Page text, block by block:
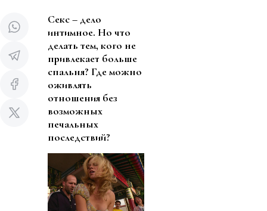
Секс – дело
интимное. Но что
делать тем, кого не
привлекает больше
спальня? Где можно
оживлять
отношения без
возможных
печальных
последствий?